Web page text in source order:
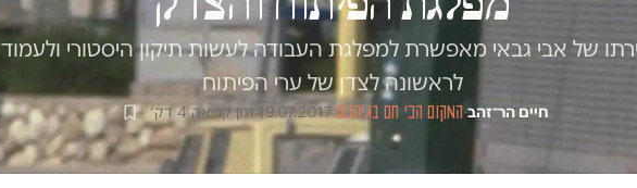
של אבי גבאי מאפשרת למפלגת העבודה לעשות תיקון היסטורי ולעמוד
לראשונה לצדן של ערי הפיתוח
חיים הר־זהב·המקום הכי חם בגיהנום·
19.07.2017
·זמן קריאה 4 דק׳